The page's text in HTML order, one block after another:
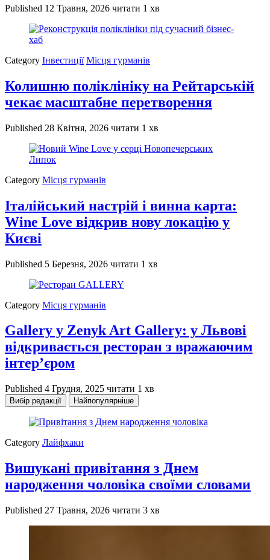
Published 12 Травня, 2026 читати 1 хв
Category Інвестиції Місця гурманів
Колишню поліклініку на Рейтарській
чекає масштабне перетворення
Published 28 Квітня, 2026 читати 1 хв
Category Місця гурманів
Італійський настрій і винна карта:
Wine Love відкрив нову локацію у
Києві
Published 5 Березня, 2026 читати 1 хв
Category Місця гурманів
Gallery у Zenyk Art Gallery: у Львові
відкривається ресторан з вражаючим
інтер’єром
Published 4 Грудня, 2025 читати 1 хв
Вибір редакції Найпопулярніше
Category Лайфхаки
Вишукані привітання з Днем
народження чоловіка своїми словами
Published 27 Травня, 2026 читати 3 хв